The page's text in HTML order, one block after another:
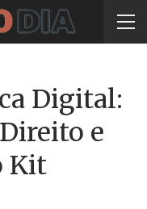
Digital:
e
Kit